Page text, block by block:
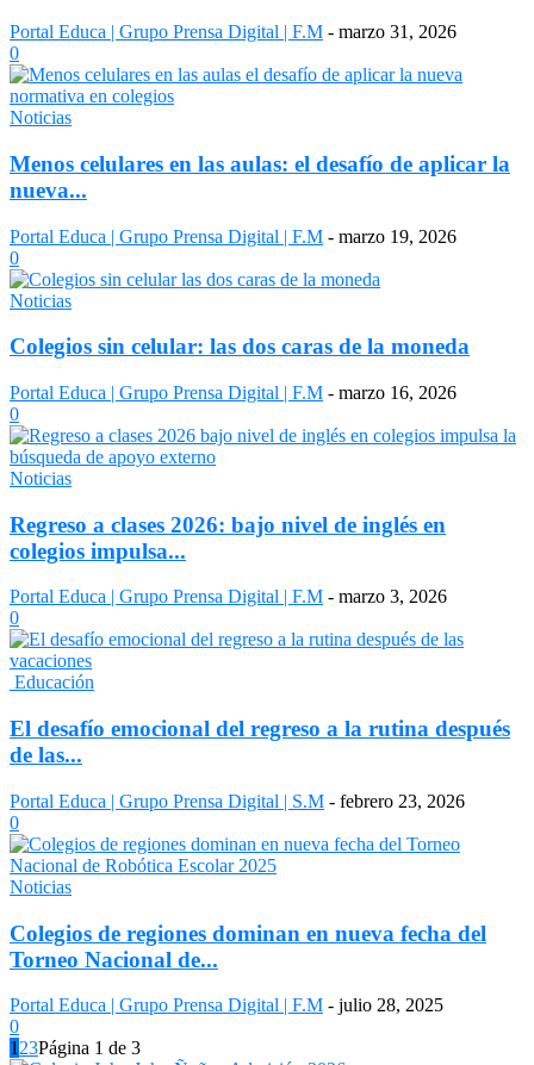
Portal Educa | Grupo Prensa Digital | F.M - marzo 31, 2026
0
Noticias
Menos celulares en las aulas: el desafío de aplicar la
nueva...
Portal Educa | Grupo Prensa Digital | F.M - marzo 19, 2026
0
Noticias
Colegios sin celular: las dos caras de la moneda
Portal Educa | Grupo Prensa Digital | F.M - marzo 16, 2026
0
Noticias
Regreso a clases 2026: bajo nivel de inglés en
colegios impulsa...
Portal Educa | Grupo Prensa Digital | F.M - marzo 3, 2026
0
Educación
El desafío emocional del regreso a la rutina después
de las...
Portal Educa | Grupo Prensa Digital | S.M - febrero 23, 2026
0
Noticias
Colegios de regiones dominan en nueva fecha del
Torneo Nacional de...
Portal Educa | Grupo Prensa Digital | F.M - julio 28, 2025
0
1 23Página 1 de 3